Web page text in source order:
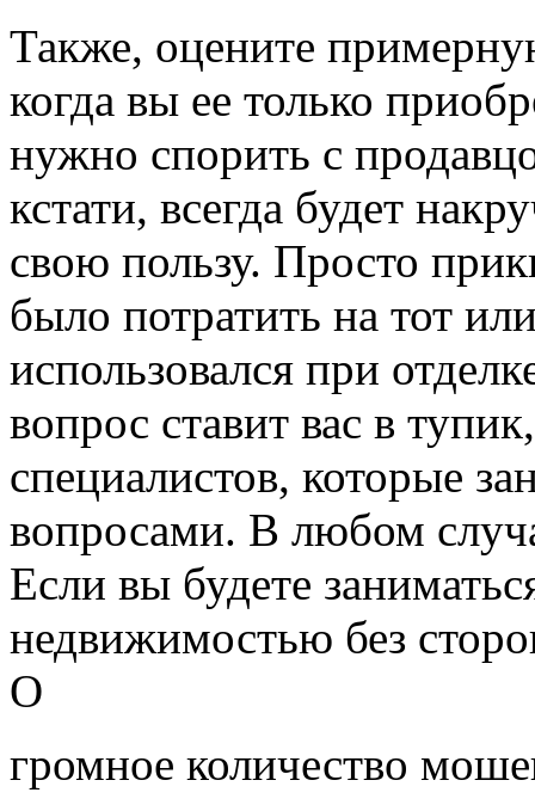
Также, оцените
когда вы ее только
нужно спорить с
кстати, всегда будет
свою пользу. Просто
было потратить на тот
использовался при
вопрос ставит вас в
специалистов, которые
вопросами. В любом
Если вы будете
недвижимостью без
О
громное количество